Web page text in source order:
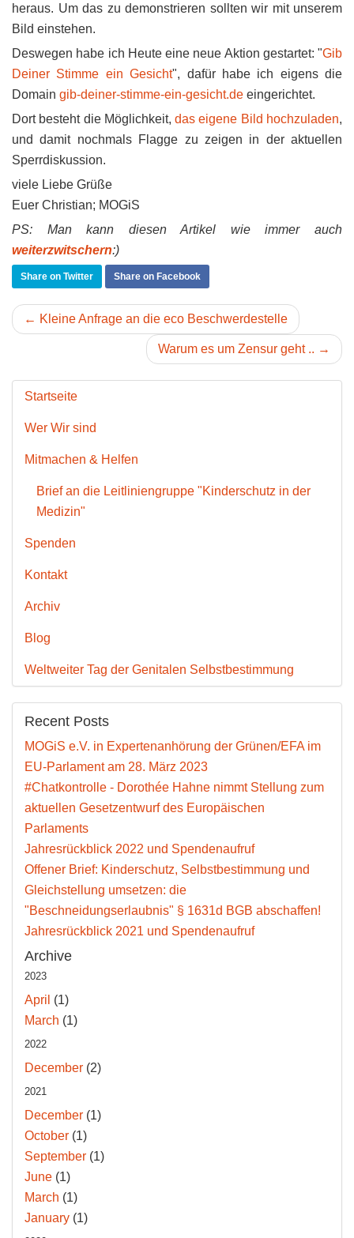
heraus. Um das zu demonstrieren sollten wir mit unserem
Bild einstehen.
Deswegen habe ich Heute eine neue Aktion gestartet: "Gib
Deiner Stimme ein Gesicht", dafür habe ich eigens die
Domain gib-deiner-stimme-ein-gesicht.de eingerichtet.
Dort besteht die Möglichkeit,das eigene Bild hochzuladen,
und damit nochmals Flagge zu zeigen in der aktuellen
Sperrdiskussion.
viele Liebe Grüße
Euer Christian; MOGiS
PS: Man kann diesen Artikel wie immer auch
weiterzwitschern:)
Share on Twitter Share on Facebook
← Kleine Anfrage an die eco Beschwerdestelle
Warum es um Zensur geht .. →
Startseite
Wer Wir sind
Mitmachen & Helfen
Brief an die Leitliniengruppe "Kinderschutz in der
Medizin"
Spenden
Kontakt
Archiv
Blog
Weltweiter Tag der Genitalen Selbstbestimmung
Recent Posts
MOGiS e.V. in Expertenanhörung der Grünen/EFA im
EU-Parlament am 28. März 2023
#Chatkontrolle - Dorothée Hahne nimmt Stellung zum
aktuellen Gesetzentwurf des Europäischen
Parlaments
Jahresrückblick 2022 und Spendenaufruf
Offener Brief: Kinderschutz, Selbstbestimmung und
Gleichstellung umsetzen: die
"Beschneidungserlaubnis" § 1631d BGB abschaffen!
Jahresrückblick 2021 und Spendenaufruf
Archive
2023
April (1)
March (1)
2022
December (2)
2021
December (1)
October (1)
September (1)
June (1)
March (1)
January (1)